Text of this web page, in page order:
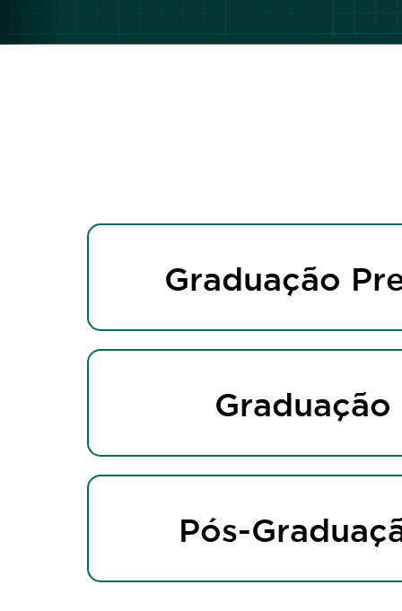
Graduação
Graduação
Pós-